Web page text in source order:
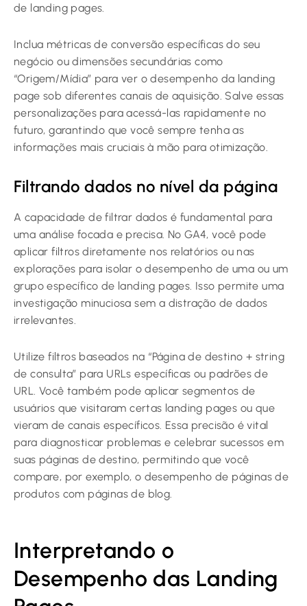
de landing pages.
Inclua métricas de conversão específicas do seu
negócio ou dimensões secundárias como
“Origem/Mídia” para ver o desempenho da landing
page sob diferentes canais de aquisição. Salve essas
personalizações para acessá-las rapidamente no
futuro, garantindo que você sempre tenha as
informações mais cruciais à mão para otimização.
Filtrando dados no nível da página
A capacidade de filtrar dados é fundamental para
uma análise focada e precisa. No GA4, você pode
aplicar filtros diretamente nos relatórios ou nas
explorações para isolar o desempenho de uma ou um
grupo específico de landing pages. Isso permite uma
investigação minuciosa sem a distração de dados
irrelevantes.
Utilize filtros baseados na “Página de destino + string
de consulta” para URLs específicas ou padrões de
URL. Você também pode aplicar segmentos de
usuários que visitaram certas landing pages ou que
vieram de canais específicos. Essa precisão é vital
para diagnosticar problemas e celebrar sucessos em
suas páginas de destino, permitindo que você
compare, por exemplo, o desempenho de páginas de
produtos com páginas de blog.
Interpretando o
Desempenho das Landing